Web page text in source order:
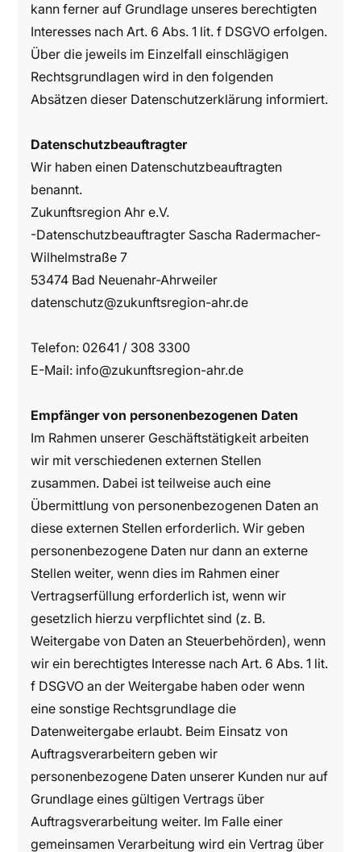
kann ferner auf Grundlage unseres berechtigten
Interesses nach Art. 6 Abs. 1 lit. f DSGVO erfolgen.
Über die jeweils im Einzelfall einschlägigen
Rechtsgrundlagen wird in den folgenden
Absätzen dieser Datenschutzerklärung informiert.
Datenschutzbeauftragter
Wir haben einen Datenschutzbeauftragten
benannt.
Zukunftsregion Ahr e.V.
-Datenschutzbeauftragter Sascha Radermacher-
Wilhelmstraße 7
53474 Bad Neuenahr-Ahrweiler
datenschutz@zukunftsregion-ahr.de
Telefon: 02641 / 308 3300
E-Mail: info@zukunftsregion-ahr.de
Empfänger von personenbezogenen Daten
Im Rahmen unserer Geschäftstätigkeit arbeiten
wir mit verschiedenen externen Stellen
zusammen. Dabei ist teilweise auch eine
Übermittlung von personenbezogenen Daten an
diese externen Stellen erforderlich. Wir geben
personenbezogene Daten nur dann an externe
Stellen weiter, wenn dies im Rahmen einer
Vertragserfüllung erforderlich ist, wenn wir
gesetzlich hierzu verpflichtet sind (z. B.
Weitergabe von Daten an Steuerbehörden), wenn
wir ein berechtigtes Interesse nach Art. 6 Abs. 1 lit.
f DSGVO an der Weitergabe haben oder wenn
eine sonstige Rechtsgrundlage die
Datenweitergabe erlaubt. Beim Einsatz von
Auftragsverarbeitern geben wir
personenbezogene Daten unserer Kunden nur auf
Grundlage eines gültigen Vertrags über
Auftragsverarbeitung weiter. Im Falle einer
gemeinsamen Verarbeitung wird ein Vertrag über